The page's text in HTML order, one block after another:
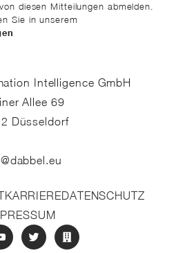
diesen Mitteilungen abmelden.
Sie in unserem
Intelligence GmbH
Allee 69
Düsseldorf
KARRIEREDATENSCHUTZ